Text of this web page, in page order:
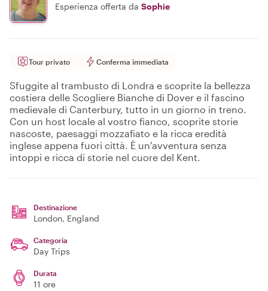
Esperienza offerta da Sophie
Tour privato Conferma immediata
Sfuggite al trambusto di Londra e scoprite la bellezza
costiera delle Scogliere Bianche di Dover e il fascino
medievale di Canterbury, tutto in un giorno in treno.
Con un host locale al vostro fianco, scoprite storie
nascoste, paesaggi mozzafiato e la ricca eredità
inglese appena fuori città. È un'avventura senza
intoppi e ricca di storie nel cuore del Kent.
Destinazione
London, England
Categoria
Day Trips
Durata
11 ore